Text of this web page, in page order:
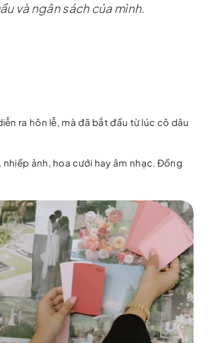
và ngân sách của mình.
ra hôn lễ, mà đã bắt đầu từ lúc cô dâu
ảnh, hoa cưới hay âm nhạc. Đồng